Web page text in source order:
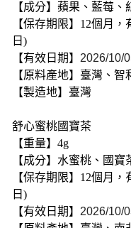
【成分】蘋果、藍莓
【保存期限】12個月
日)
【有效日期】 2026/10/
【原料產地】臺灣、智
【製造地】臺灣
舒心蜜桃國寶茶
【重量】4g
【成分】水蜜桃、國
【保存期限】12個月
日)
【有效日期】 2026/10/